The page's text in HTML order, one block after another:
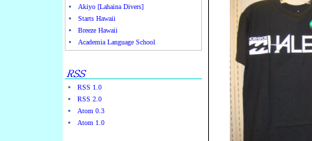
Akiyo [Lahaina Divers]
Starts Hawaii
Breeze Hawaii
Academia Language School
RSS 1.0
RSS 2.0
Atom 0.3
Atom 1.0